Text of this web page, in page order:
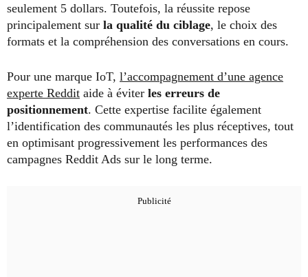
seulement 5 dollars. Toutefois, la réussite repose
principalement sur la qualité du ciblage, le choix des
formats et la compréhension des conversations en cours.
Pour une marque IoT, l’accompagnement d’une agence
experte Reddit aide à éviter les erreurs de
positionnement. Cette expertise facilite également
l’identification des communautés les plus réceptives, tout
en optimisant progressivement les performances des
campagnes Reddit Ads sur le long terme.